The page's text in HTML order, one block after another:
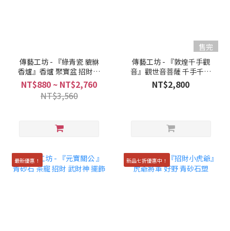
傳藝工坊 - 『綠青瓷 貔貅
香爐』香爐 聚寶盆 招財香
爐
NT$880 ~ NT$2,760
NT$3,560
售完
傳藝工坊 - 『敦煌千手觀
音』觀世音菩薩 千手千眼
敦煌
NT$2,800
最新優惠！ 新品七折優惠中！